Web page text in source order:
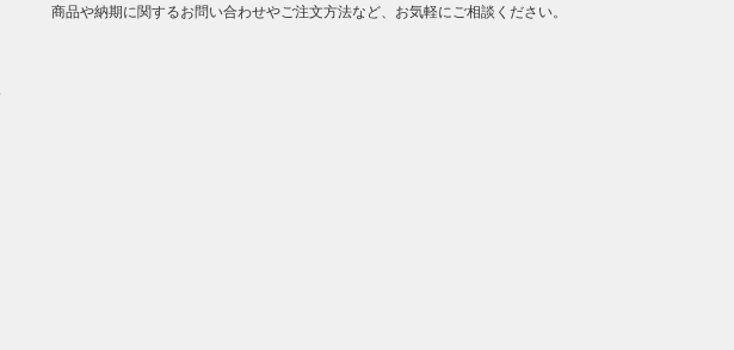
商品や納期に関するお問い合わせやご注文方法など、お気軽にご相談ください。